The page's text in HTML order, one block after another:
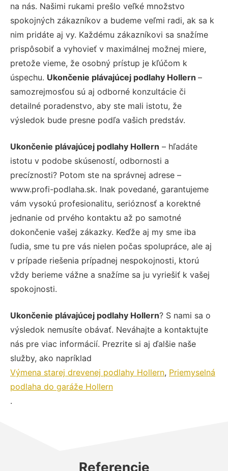
na nás. Našimi rukami prešlo veľké množstvo
spokojných zákazníkov a budeme veľmi radi, ak sa k
nim pridáte aj vy. Každému zákazníkovi sa snažíme
prispôsobiť a vyhovieť v maximálnej možnej miere,
pretože vieme, že osobný prístup je kľúčom k
úspechu. Ukončenie plávajúcej podlahy Hollern –
samozrejmosťou sú aj odborné konzultácie či
detailné poradenstvo, aby ste mali istotu, že
výsledok bude presne podľa vašich predstáv.
Ukončenie plávajúcej podlahy Hollern – hľadáte
istotu v podobe skúseností, odbornosti a
precíznosti? Potom ste na správnej adrese –
www.profi-podlaha.sk. Inak povedané, garantujeme
vám vysokú profesionalitu, serióznosť a korektné
jednanie od prvého kontaktu až po samotné
dokončenie vašej zákazky. Keďže aj my sme iba
ľudia, sme tu pre vás nielen počas spolupráce, ale aj
v prípade riešenia prípadnej nespokojnosti, ktorú
vždy berieme vážne a snažíme sa ju vyriešiť k vašej
spokojnosti.
Ukončenie plávajúcej podlahy Hollern? S nami sa o
výsledok nemusíte obávať. Neváhajte a kontaktujte
nás pre viac informácií. Prezrite si aj ďalšie naše
služby, ako napríklad
Výmena starej drevenej podlahy Hollern, Priemyselná
podlaha do garáže Hollern
.
Referencie